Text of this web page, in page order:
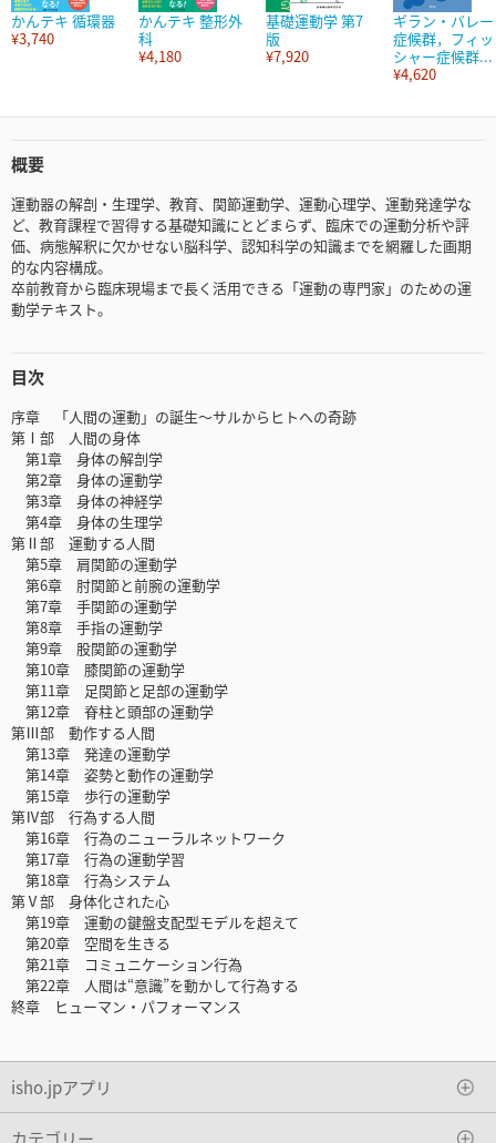
かんテキ 循環器
¥3,740
かんテキ 整形外
科
¥4,180
基礎運動学 第7
版
¥7,920
ギラン・バレー
症候群，フィッ
シャー症候群...
¥4,620
概要
運動器の解剖・生理学、教育、関節運動学、運動心理学、運動発達学な
ど、教育課程で習得する基礎知識にとどまらず、臨床での運動分析や評
価、病態解釈に欠かせない脳科学、認知科学の知識までを網羅した画期
的な内容構成。
卒前教育から臨床現場まで長く活用できる「運動の専門家」のための運
動学テキスト。
目次
序章 「人間の運動」の誕生～サルからヒトへの奇跡
第Ⅰ部 人間の身体
第1章 身体の解剖学
第2章 身体の運動学
第3章 身体の神経学
第4章 身体の生理学
第Ⅱ部 運動する人間
第5章 肩関節の運動学
第6章 肘関節と前腕の運動学
第7章 手関節の運動学
第8章 手指の運動学
第9章 股関節の運動学
第10章 膝関節の運動学
第11章 足関節と足部の運動学
第12章 脊柱と頭部の運動学
第Ⅲ部 動作する人間
第13章 発達の運動学
第14章 姿勢と動作の運動学
第15章 歩行の運動学
第Ⅳ部 行為する人間
第16章 行為のニューラルネットワーク
第17章 行為の運動学習
第18章 行為システム
第Ⅴ部 身体化された心
第19章 運動の鍵盤支配型モデルを超えて
第20章 空間を生きる
第21章 コミュニケーション行為
第22章 人間は“意識”を動かして行為する
終章 ヒューマン・パフォーマンス
isho.jpアプリ
カテゴリー